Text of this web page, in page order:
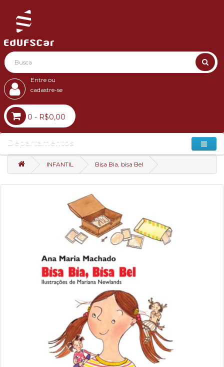
Entre ou
cadastre-se
0 - R$0,00
Departamentos
INFANTIL Bisa Bia, bisa Bel